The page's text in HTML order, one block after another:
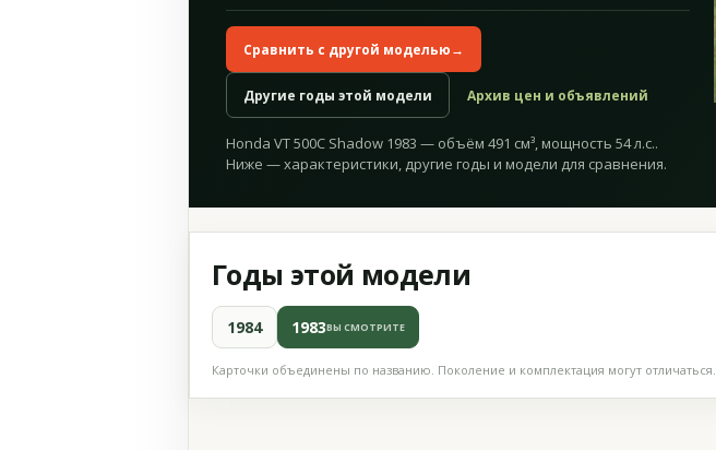
Сравнить с другой моделью→
Другие годы этой модели Архив цен и объявлений
Honda VT 500C Shadow 1983 — объём 491 см³, мощность 54 л.с..
Ниже — характеристики, другие годы и модели для сравнения.
Годы этой модели
1984 1983ВЫ СМОТРИТЕ
Карточки объединены по названию. Поколение и комплектация могут отличаться.